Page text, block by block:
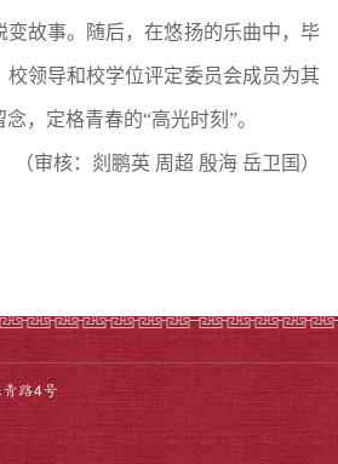
变故事。随后，在悠扬的乐曲中，毕
校领导和校学位评定委员会成员为其
念，定格青春的“高光时刻”。
（审核：剡鹏英 周超 殷海 岳卫国）
路4号